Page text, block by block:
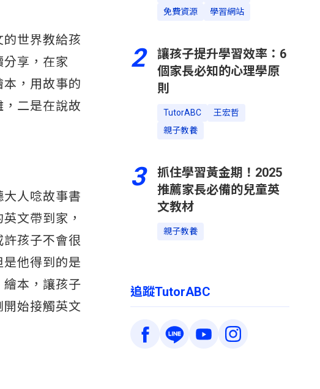
世界教給孩
享，在家
，用故事的
二是在說故
人唸故事書
文帶到家，
孩子不會很
他得到的是
本，讓孩子
始接觸英文
免費資源
學習網站
2
讓孩子提升學習效率：6
個家長必知的心理學原
則
TutorABC
王宏哲
親子教養
3
抓住學習黃金期！2025
推薦家長必備的兒童英
文教材
親子教養
追蹤TutorABC